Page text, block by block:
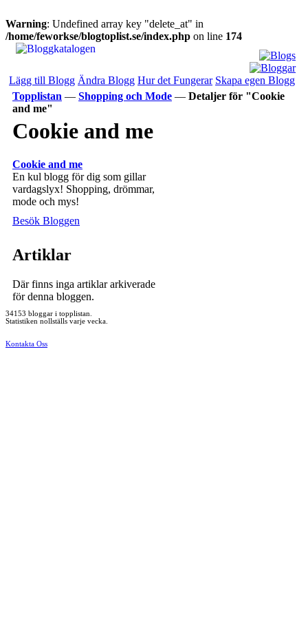
Warning: Undefined array key "delete_at" in
/home/feworkse/blogtoplist.se/index.php on line 174
Lägg till Blogg Ändra Blogg Hur det Fungerar Skapa egen Blogg
Topplistan — Shopping och Mode — Detaljer för "Cookie
and me"
Cookie and me
Cookie and me
En kul blogg för dig som gillar
vardagslyx! Shopping, drömmar,
mode och mys!
Besök Bloggen
Artiklar
Där finns inga artiklar arkiverade
för denna bloggen.
34153 bloggar i topplistan.
Statistiken nollställs varje vecka.
Kontakta Oss